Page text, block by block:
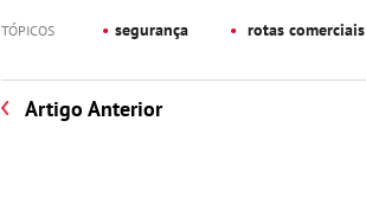
TÓPICOS segurança rotas comerciais
Artigo Anterior